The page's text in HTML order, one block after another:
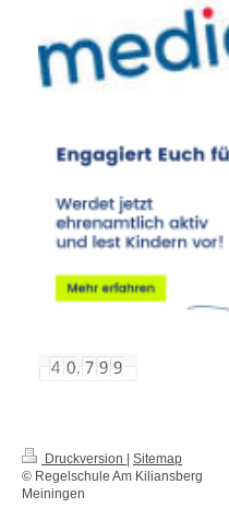
Druckversion
Sitemap
© Regelschule Am Kiliansberg
Meiningen